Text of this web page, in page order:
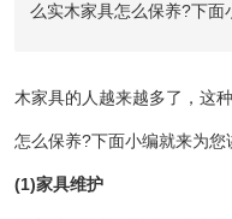
么实木家具怎么保养?下面
木家具的人越来越多了，这
怎么保养?下面小编就来为您
(1)家具维护